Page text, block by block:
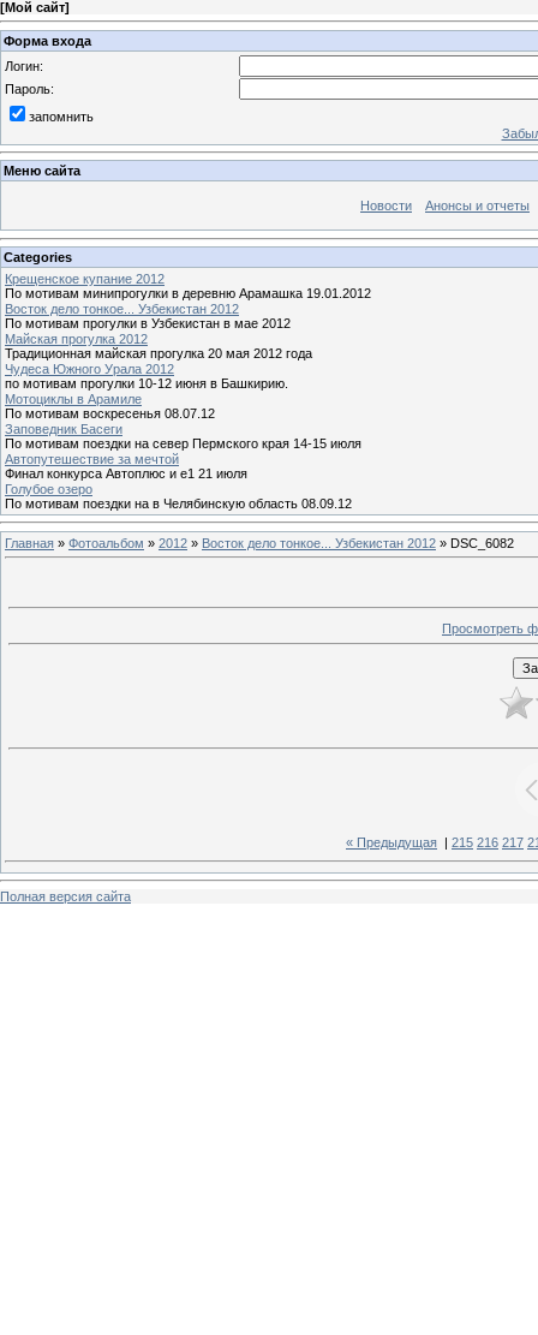
[Мой сайт]
Форма входа
Логин:
Пароль:
запомнить
Меню сайта
Новости Анонсы и отчеты
Categories
Крещенское купание 2012
По мотивам минипрогулки в деревню Арамашка 19.01.2012
Восток дело тонкое... Узбекистан 2012
По мотивам прогулки в Узбекистан в мае 2012
Майская прогулка 2012
Традиционная майская прогулка 20 мая 2012 года
Чудеса Южного Урала 2012
по мотивам прогулки 10-12 июня в Башкирию.
Мотоциклы в Арамиле
По мотивам воскресенья 08.07.12
Заповедник Басеги
По мотивам поездки на север Пермского края 14-15 июля
Автопутешествие за мечтой
Финал конкурса Автоплюс и е1 21 июля
Голубое озеро
По мотивам поездки на в Челябинскую область 08.09.12
Главная » Фотоальбом » 2012 » Восток дело тонкое... Узбекистан 2012 » DSC_6082
Просмотреть
« Предыдущая 215 216 217
Полная версия сайта